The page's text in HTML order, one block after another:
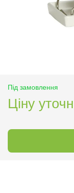
Під замовлення
Ціну